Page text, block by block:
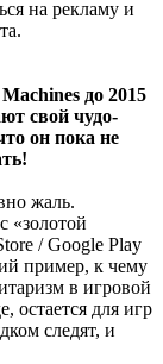
на рекламу и
до 2015
свой чудо-
он пока не
жаль.
«золотой
/ Google Play
пример, к чему
в игровой
остается для игр
следят, и